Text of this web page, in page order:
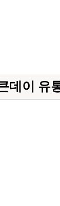
데이 유